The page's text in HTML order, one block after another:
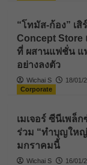
“โทมัส-ก้อง” เ
Concept Store
ที่ ผสานแฟชั่น แ
อย่างลงตัว
Wichai S
18/01/
Corporate
เมเจอร์ ซีนีเพล็
ร่วม “ทำบุญให
มกราคมนี้
Wichai S 16/01/